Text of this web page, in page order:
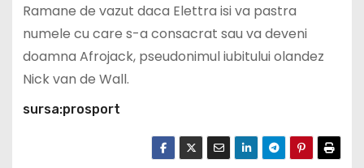
Ramane de vazut daca Elettra isi va pastra
numele cu care s-a consacrat sau va deveni
doamna Afrojack, pseudonimul iubitului olandez
Nick van de Wall.
sursa:prosport